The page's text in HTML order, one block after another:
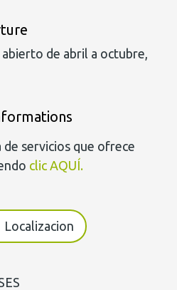
servicios que ofrece
clic AQUÍ.
de abril a octubre,
Localizacion